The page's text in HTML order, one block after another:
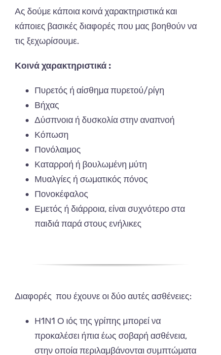
Ας δούμε κάποια κοινά χαρακτηριστικά και
κάποιες βασικές διαφορές που μας βοηθούν να
τις ξεχωρίσουμε.
Κοινά χαρακτηριστικά :
Πυρετός ή αίσθημα πυρετού/ρίγη
Βήχας
Δύσπνοια ή δυσκολία στην αναπνοή
Κόπωση
Πονόλαιμος
Καταρροή ή βουλωμένη μύτη
Μυαλγίες ή σωματικός πόνος
Πονοκέφαλος
Εμετός ή διάρροια, είναι συχνότερο στα
παιδιά παρά στους ενήλικες
Διαφορές που έχουνε οι δύο αυτές ασθένειες:
Η1Ν1 Ο ιός της γρίπης μπορεί να
προκαλέσει ήπια έως σοβαρή ασθένεια,
στην οποία περιλαμβάνονται συμπτώματα